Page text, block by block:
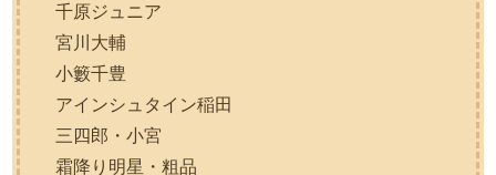
千原ジュニア
宮川大輔
小籔千豊
アインシュタイン稲田
三四郎・小宮
霜降り明星・粗品